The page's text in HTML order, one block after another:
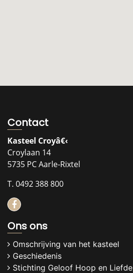
Contact
Kasteel Croyâ€‹
Croylaan 14
5735 PC Aarle-Rixtel
T. 0492 388 800
Ons ons
Omschrijving van het kasteel
Geschiedenis
Stichting Geloof Hoop en Liefde